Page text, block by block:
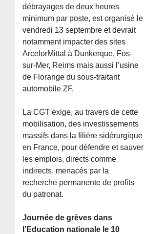
débrayages de deux heures
minimum par poste, est organisé le
vendredi 13 septembre et devrait
notamment impacter des sites
ArcelorMittal à Dunkerque, Fos-
sur-Mer, Reims mais aussi l’usine
de Florange du sous-traitant
automobile ZF.
La CGT exige, au travers de cette
mobilisation, des investissements
massifs dans la filière sidérurgique
en France, pour défendre et sauver
les emplois, directs comme
indirects, menacés par la
recherche permanente de profits
du patronat.
Journée de grèves dans
l’Education nationale le 10